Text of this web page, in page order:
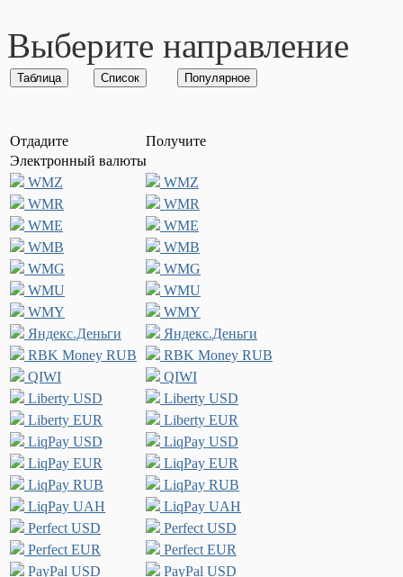
Выберите направление
Отдадите
Получите
Электронный валюты
WMZ
WMZ
WMR
WMR
WME
WME
WMB
WMB
WMG
WMG
WMU
WMU
WMY
WMY
Яндекс.Деньги
Яндекс.Деньги
RBK Money RUB
RBK Money RUB
QIWI
QIWI
Liberty USD
Liberty USD
Liberty EUR
Liberty EUR
LiqPay USD
LiqPay USD
LiqPay EUR
LiqPay EUR
LiqPay RUB
LiqPay RUB
LiqPay UAH
LiqPay UAH
Perfect USD
Perfect USD
Perfect EUR
Perfect EUR
PayPal USD
PayPal USD